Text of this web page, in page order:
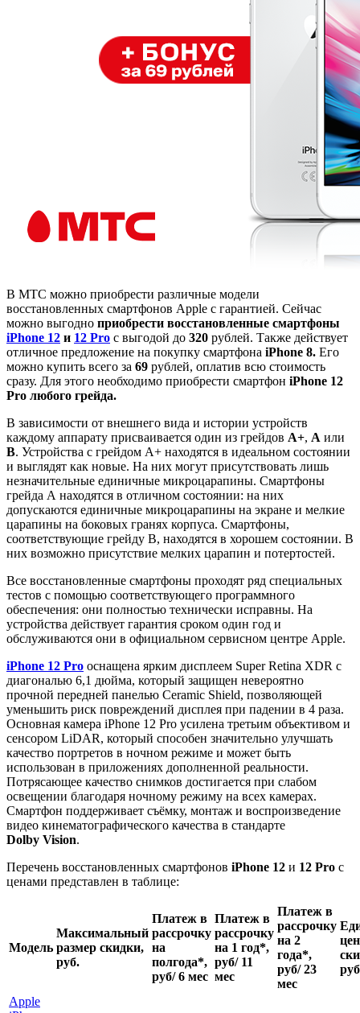
В МТС можно приобрести различные модели
восстановленных смартфонов Apple с гарантией. Сейчас
можно выгодно приобрести восстановленные смартфоны
iPhone 12 и 12 Pro с выгодой до 320 рублей. Также действует
отличное предложение на покупку смартфона iPhone 8. Его
можно купить всего за 69 рублей, оплатив всю стоимость
сразу. Для этого необходимо приобрести смартфон iPhone 12
Pro любого грейда.
В зависимости от внешнего вида и истории устройств
каждому аппарату присваивается один из грейдов А+, А или
В. Устройства с грейдом А+ находятся в идеальном состоянии
и выглядят как новые. На них могут присутствовать лишь
незначительные единичные микроцарапины. Смартфоны
грейда А находятся в отличном состоянии: на них
допускаются единичные микроцарапины на экране и мелкие
царапины на боковых гранях корпуса. Смартфоны,
соответствующие грейду B, находятся в хорошем состоянии. В
них возможно присутствие мелких царапин и потертостей.
Все восстановленные смартфоны проходят ряд специальных
тестов с помощью соответствующего программного
обеспечения: они полностью технически исправны. На
устройства действует гарантия сроком один год и
обслуживаются они в официальном сервисном центре Apple.
iPhone 12 Pro оснащена ярким дисплеем Super Retina XDR с
диагональю 6,1 дюйма, который защищен невероятно
прочной передней панелью Ceramic Shield, позволяющей
уменьшить риск повреждений дисплея при падении в 4 раза.
Основная камера iPhone 12 Pro усилена третьим объективом и
сенсором LiDAR, который способен значительно улучшать
качество портретов в ночном режиме и может быть
использован в приложениях дополненной реальности.
Потрясающее качество снимков достигается при слабом
освещении благодаря ночному режиму на всех камерах.
Смартфон поддерживает съёмку, монтаж и воспроизведение
видео кинематографического качества в стандарте
Dolby Vision.
Перечень восстановленных смартфонов iPhone 12 и 12 Pro с
ценами представлен в таблице:
Модель
Максимальный
размер скидки,
руб.
Платеж в
рассрочку
на
полгода*,
руб/ 6 мес
Платеж в
рассрочку
на 1 год*,
руб/ 11
мес
Платеж в
рассрочку
на 2
года*,
руб/ 23
мес
Apple